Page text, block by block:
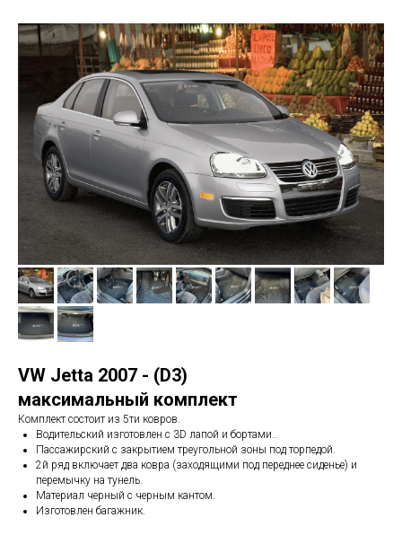
VW Jetta 2007 - (D3)
максимальный комплект
Комплект состоит из 5ти ковров.
Водительский изготовлен с 3D лапой и бортами..
Пассажирский с закрытием треугольной зоны под торпедой.
2й ряд включает два ковра (заходящими под переднее сиденье) и
перемычку на тунель.
Материал черный с черным кантом.
Изготовлен багажник.